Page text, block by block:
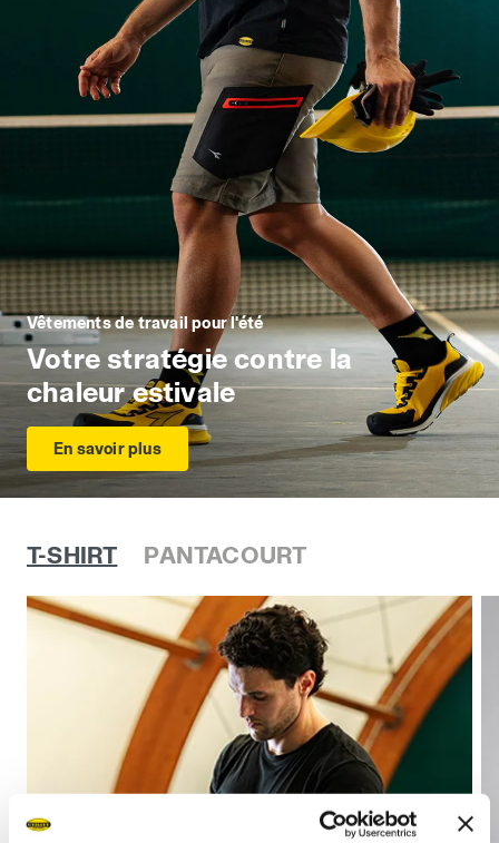
Vêtements de travail pour l'été
Votre stratégie contre la
chaleur estivale
En savoir plus
T-SHIRT PANTACOURT